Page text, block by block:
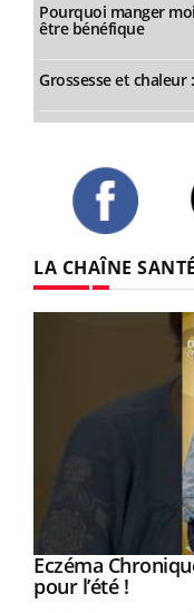
Pourquoi manger
être bénéfique
Grossesse et chaleur
LA CHAÎNE SANTÉ
Youtube
Eczéma
pour l’été !Youtube